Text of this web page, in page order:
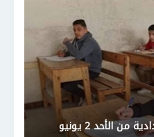
فتح باب التظلمات لطلاب الإعدادية من الأحد 2 يونيو